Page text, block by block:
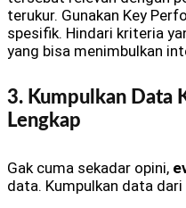
terukur. Gunakan Key
spesifik. Hindari kriteria
yang bisa menimbulkan
3. Kumpulkan Data
Lengkap
Gak cuma sekadar opini,
data. Kumpulkan data